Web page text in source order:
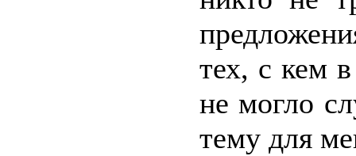
тех, с кем
не могло
тему для